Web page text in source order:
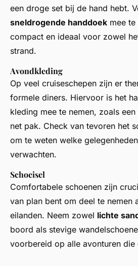
een droge set bij de hand hebt.
sneldrogende handdoek mee
compact en ideaal voor zowel
strand.
Avondkleding
Op veel cruiseschepen zijn er
formele diners. Hiervoor is het
kleding mee te nemen, zoals
net pak. Check van tevoren het
om te weten welke
verwachten.
Schoeisel
Comfortabele schoenen zijn
van plan bent om deel te nemen
eilanden. Neem zowel lichte
boord als stevige
voorbereid op alle avonturen